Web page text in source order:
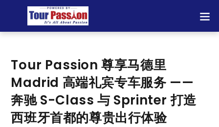
Tour Passion 尊享马德里
Madrid 高端礼宾专车服务 ——
奔驰 S-Class 与 Sprinter 打造
西班牙首都的尊贵出行体验